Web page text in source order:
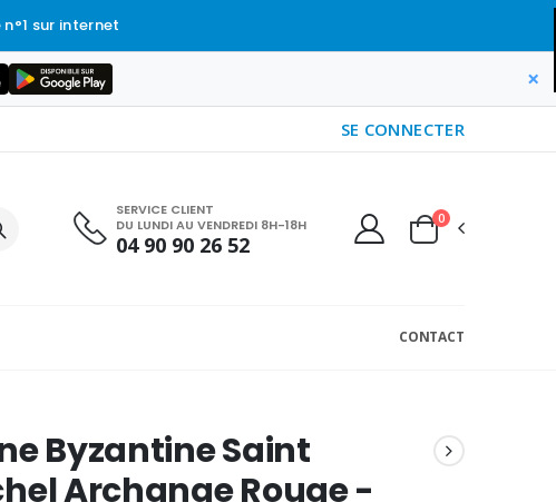
sur internet
×
SE CONNECTER
SERVICE CLIENT
DU LUNDI AU VENDREDI 8H-18H
04 90 90 26 52
0
CONTACT
Byzantine Saint
Archange Rouge -